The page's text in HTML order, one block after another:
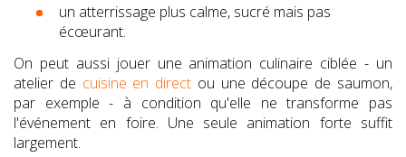
un atterrissage plus calme, sucré mais pas
écœurant.
On peut aussi jouer une animation culinaire ciblée - un
atelier de cuisine en direct ou une découpe de saumon,
par exemple - à condition qu'elle ne transforme pas
l'événement en foire. Une seule animation forte suffit
largement.